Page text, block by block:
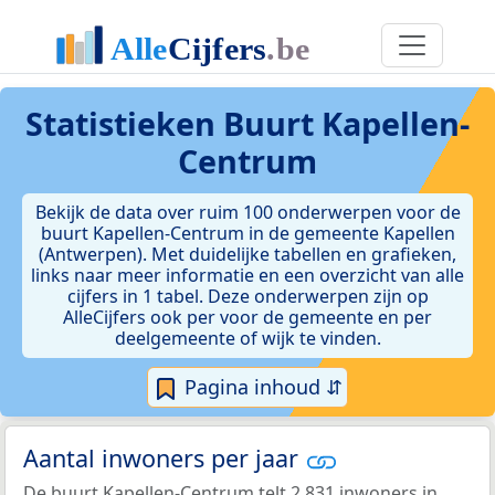
Statistieken Buurt Kapellen-
Centrum
Bekijk de data over ruim 100 onderwerpen voor de
buurt Kapellen-Centrum in de gemeente Kapellen
(Antwerpen). Met duidelijke tabellen en grafieken,
links naar meer informatie en een overzicht van alle
cijfers in 1 tabel. Deze onderwerpen zijn op
AlleCijfers ook per voor de gemeente en per
deelgemeente of wijk te vinden.
Pagina inhoud ⇵
Aantal inwoners per jaar